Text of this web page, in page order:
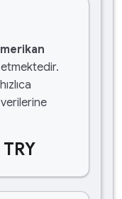
etmektedir.